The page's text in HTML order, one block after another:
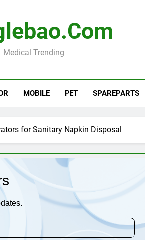
Medical Trending
MOBILE PET SPAREPARTS
for Sanitary Napkin Disposal